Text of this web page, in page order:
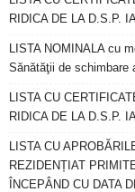
RIDICA DE LA D.S.P.
LISTA NOMINALA cu
Sănătăţii de schimbare
LISTA CU
RIDICA DE LA D.S.P.
LISTA CU
REZIDENȚIAT
ÎNCEPÂND CU DATA